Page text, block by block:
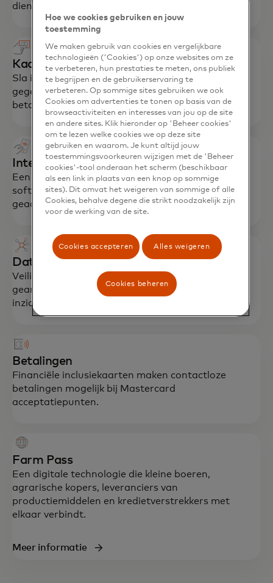
diensten.
Kaart
Sla inloggegevens voor meerdere producten en
gegevens op een kaart op met een Mastercard
betaaloptie.
Interactiepuntapparaat (POI)
Een slim apparaat met eigen Community Pass-
software waarmee betalingen kunnen worden
geaccepteerd.
Datadienst
Veilig gegevensbeheer met geaggregeerde en
geanonimiseerde gegevensanalyses die cruciale
inzichten bieden.
Betalingen
Financiële inclusiekaarten maken contactloze
betalingen mogelijk bij Mastercard
acceptatiepunten.
Farm Pass
Een digitale technologie die kleine boeren,
agrarische kopers, leveranciers van
productiemiddelen en kredietverstrekkers met
elkaar verbindt.
Meer informatie
Hoe we cookies gebruiken en jouw
toestemming
We maken gebruik van cookies en vergelijkbare
technologieën ('Cookies') op onze websites om ze
te verbeteren, hun prestaties te meten, ons publiek
te begrijpen en de gebruikerservaring te
verbeteren. Op sommige sites gebruiken we ook
Cookies om advertenties te tonen op basis van de
browseactiviteiten en interesses van jou op de site
en andere sites. Klik hieronder op 'Beheer cookies'
om te lezen welke cookies we op deze site
gebruiken en waarom. Je kunt altijd jouw
toestemmingsvoorkeuren wijzigen met de 'Beheer
cookies'-tool onderaan het scherm (beschikbaar
als een link in plaats van een knop op sommige
sites). Dit omvat het weigeren van sommige of alle
Cookies, behalve degene die strikt noodzakelijk zijn
voor de werking van de site.
Cookies accepteren Alles weigeren
Cookies beheren